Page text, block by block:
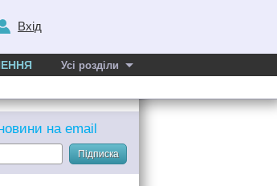
Вхід
Усі розділи
на email
Підписка